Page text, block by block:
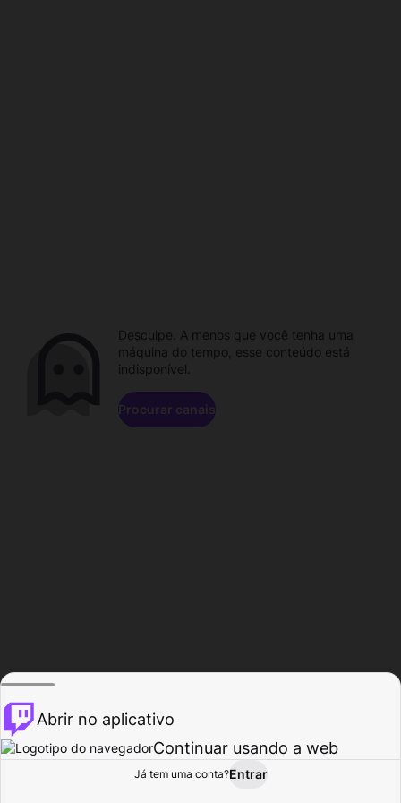
Procurar Atividade
Desculpe. A menos que você tenha uma
máquina do tempo, esse conteúdo está
indisponível.
Procurar canais
Abrir no aplicativo
Continuar usando a web
Já tem uma conta?Entrar